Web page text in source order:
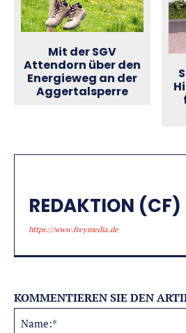
Mit der SGV
Attendorn über den
Energieweg an der
Aggertalsperre
REDAKTION (CF)
https://www.freymedia.de
KOMMENTIEREN SIE DEN